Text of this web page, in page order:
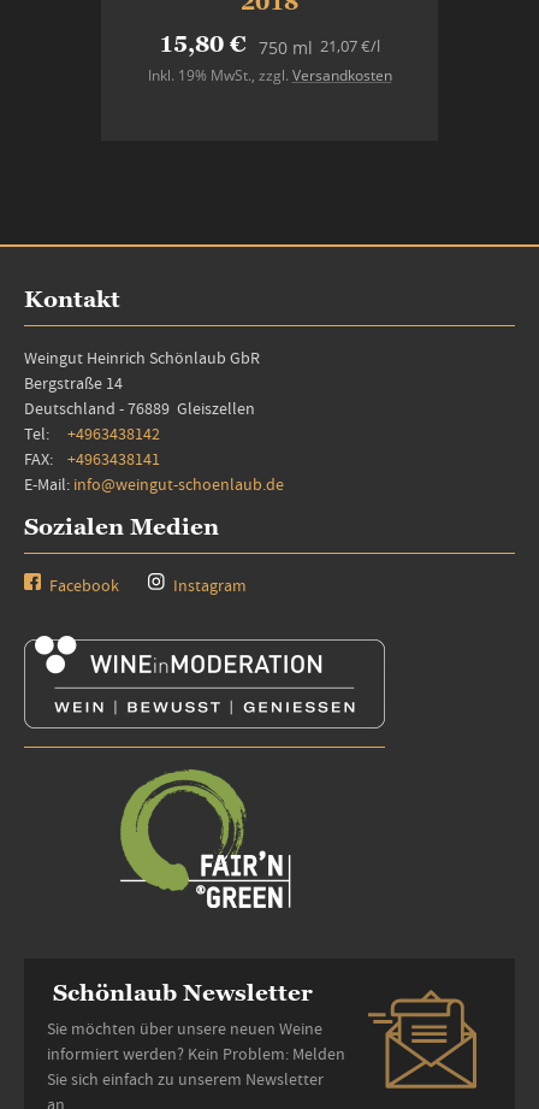
15,80 € 750 ml
Inkl. 19% MwSt., zzgl. Versandkosten
21,07 €/l
Kontakt
Weingut Heinrich Schönlaub GbR
Bergstraße 14
Deutschland - 76889 Gleiszellen
Tel: +4963438142
FAX: +4963438141
E-Mail: info@weingut-schoenlaub.de
Sozialen Medien
Facebook Instagram
Schönlaub Newsletter
Sie möchten über unsere neuen Weine
informiert werden? Kein Problem: Melden
Sie sich einfach zu unserem Newsletter
an.